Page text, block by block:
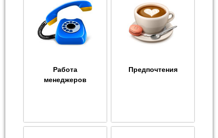
Работа
менеджеров
Предпочтения